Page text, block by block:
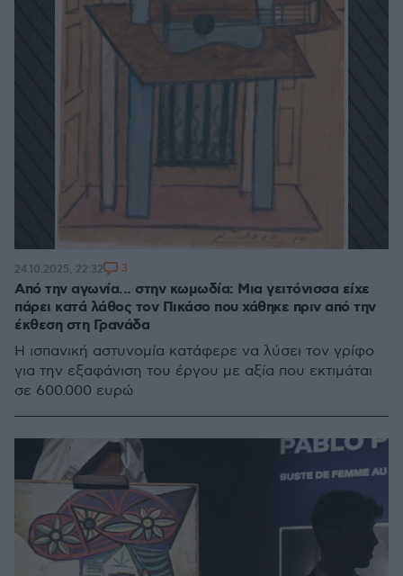
Από την αγωνία... στην κωμωδία: Μια γειτόνισσα είχε
πάρει κατά λάθος τον Πικάσο που χάθηκε πριν από την
έκθεση στη Γρανάδα
Η ισπανική αστυνομία κατάφερε να λύσει τον γρίφο
για την εξαφάνιση του έργου με αξία που εκτιμάται
σε 600.000 ευρώ
24.10.2025, 22:32 3